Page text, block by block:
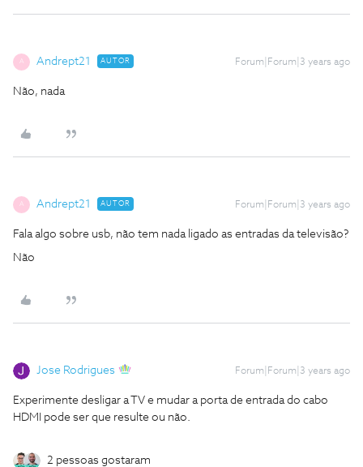
A Andrept21 AUTOR Forum|Forum|3 years ago
Não, nada
A Andrept21 AUTOR Forum|Forum|3 years ago
Fala algo sobre usb, não tem nada ligado as entradas da televisão?
Não
Jose Rodrigues Forum|Forum|3 years ago
Experimente desligar a TV e mudar a porta de entrada do cabo
HDMI pode ser que resulte ou não.
2 pessoas gostaram